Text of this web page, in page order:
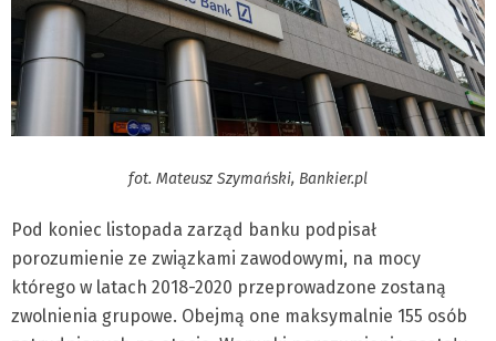
fot. Mateusz Szymański, Bankier.pl
Pod koniec listopada zarząd banku podpisał
porozumienie ze związkami zawodowymi, na mocy
którego w latach 2018-2020 przeprowadzone zostaną
zwolnienia grupowe. Obejmą one maksymalnie 155 osób